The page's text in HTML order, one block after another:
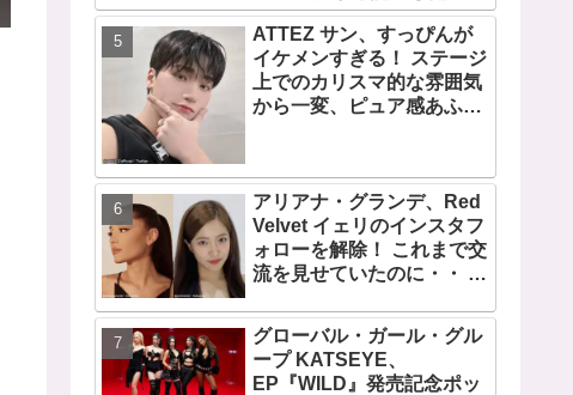
本人のイロハとモカを含む
5人組ガールズグループ！
デビュー曲「Magnetic」が
いきなりの大ヒット
ATTEZ サン、すっぴんが
イケメンすぎる！ ステージ
上でのカリスマ的な雰囲気
から一変、ピュア感あふれ
アリアナ・グランデ、Red
Velvet イェリのインスタフ
ォローを解除！ これまで交
流を見せていたのに・・ 一
由を推測
グローバル・ガール・グル
ープ KATSEYE、
EP『WILD』発売記念ポッ